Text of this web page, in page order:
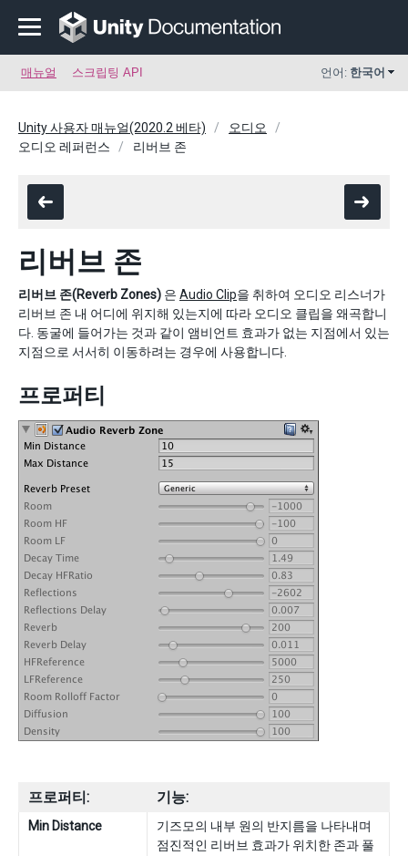
매뉴얼 스크립팅 API 언어: 한국어
Unity 사용자 매뉴얼(2020.2 베타)
오디오
오디오 레퍼런스
리버브 존
리버브 존
리버브 존(Reverb Zones) 은 Audio Clip을 취하여 오디오 리스너가
리버브 존 내 어디에 위지해 있는지에 따라 오디오 클립을 왜곡합니
다. 동굴에 들어가는 것과 같이 앰비언트 효과가 없는 지점에서 있는
지점으로 서서히 이동하려는 경우에 사용합니다.
프로퍼티
프로퍼티: 기능:
Min Distance
기즈모의 내부 원의 반지름을 나타내며
점진적인 리버브 효과가 위치한 존과 풀